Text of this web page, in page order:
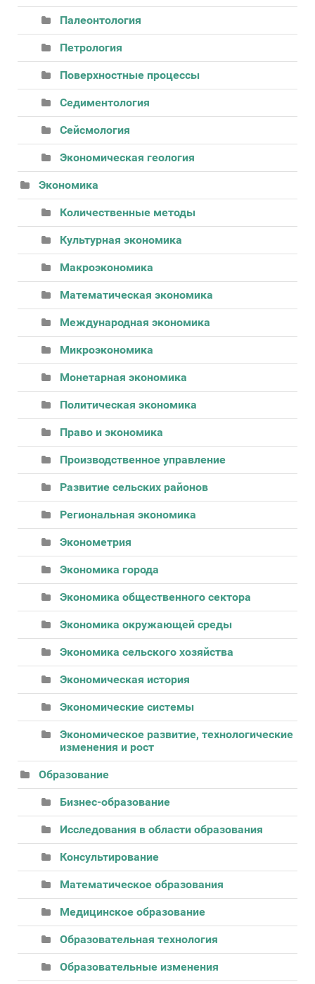
Палеонтология
Петрология
Поверхностные процессы
Седиментология
Сейсмология
Экономическая геология
Экономика
Количественные методы
Культурная экономика
Макроэкономика
Математическая экономика
Международная экономика
Микроэкономика
Монетарная экономика
Политическая экономика
Право и экономика
Производственное управление
Развитие сельских районов
Региональная экономика
Эконометрия
Экономика города
Экономика общественного сектора
Экономика окружающей среды
Экономика сельского хозяйства
Экономическая история
Экономические системы
Экономическое развитие, технологические
изменения и рост
Образование
Бизнес-образование
Исследования в области образования
Консультирование
Математическое образования
Медицинское образование
Образовательная технология
Образовательные изменения